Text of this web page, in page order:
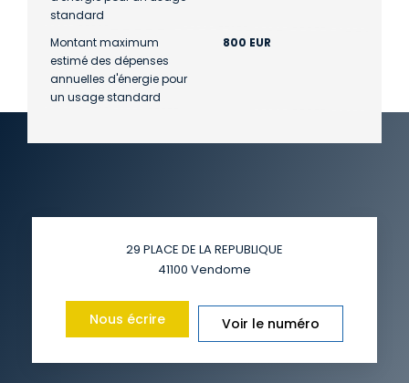
standard
Montant maximum
estimé des dépenses
annuelles d'énergie pour
un usage standard
800 EUR
29 PLACE DE LA REPUBLIQUE
41100 Vendome
Nous écrire Voir le numéro